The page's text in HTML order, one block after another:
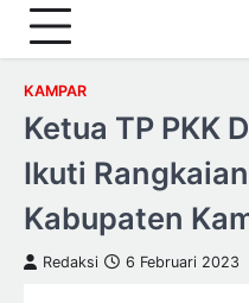
KAMPAR
Ketua TP PKK
Ikuti
Kabupaten
Redaksi 6 Februari 2023